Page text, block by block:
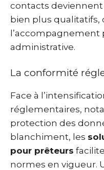
contacts
bien plus qualitatifs,
administrative.
La conformité
Face à
réglementaires,
protection des
blanchiment, les
pour prêteurs
normes en vigueur.